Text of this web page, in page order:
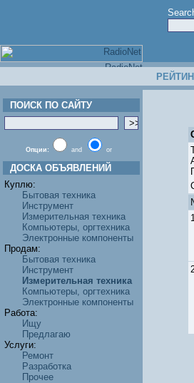
ПОИСК ПО САЙТУ
Опции: and or
ДОСКА ОБЪЯВЛЕНИЙ
Куплю:
Бытовая техника
Инструмент
Измерительная техника
Компьютеры, оргтехника
Электронные компоненты
Продам:
Бытовая техника
Инструмент
Измерительная техника
Компьютеры, оргтехника
Электронные компоненты
Работа:
Ищу
Предлагаю
Услуги:
Ремонт
Разработка
Прочее